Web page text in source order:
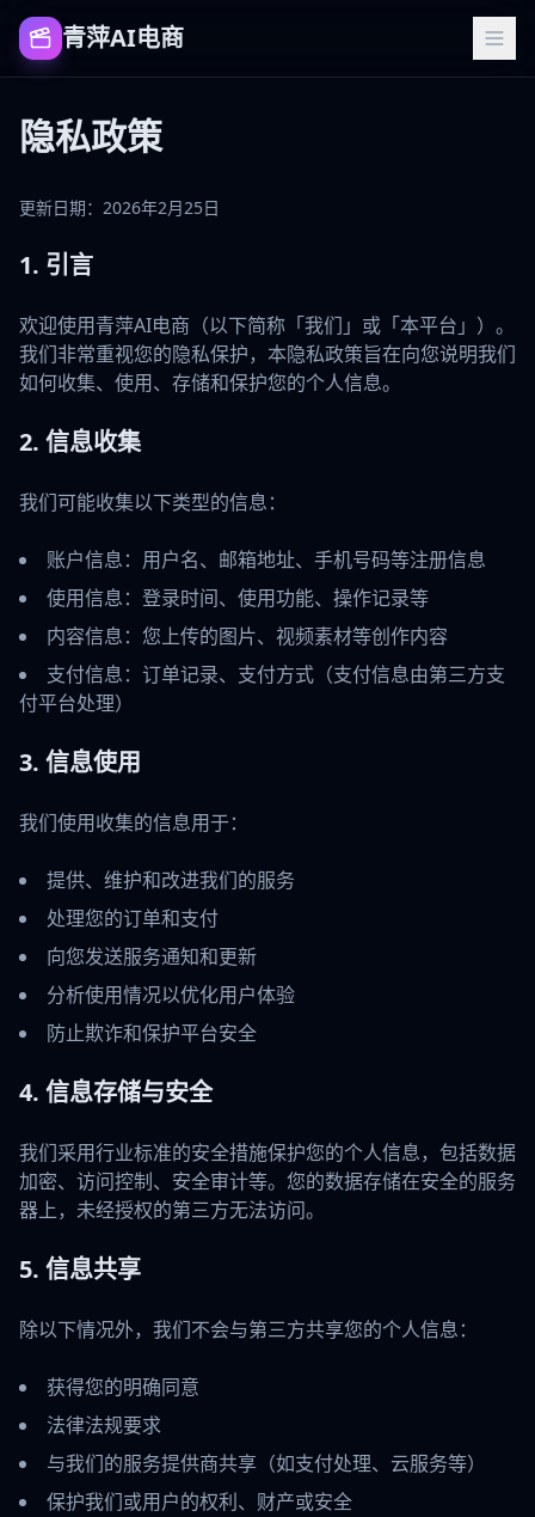
青萍AI电商
隐私政策
更新日期：2026年2月25日
1. 引言
欢迎使用青萍AI电商（以下简称「我们」或「本平台」）。
我们非常重视您的隐私保护，本隐私政策旨在向您说明我们
如何收集、使用、存储和保护您的个人信息。
2. 信息收集
我们可能收集以下类型的信息：
账户信息：用户名、邮箱地址、手机号码等注册信息
使用信息：登录时间、使用功能、操作记录等
内容信息：您上传的图片、视频素材等创作内容
支付信息：订单记录、支付方式（支付信息由第三方支
付平台处理）
3. 信息使用
我们使用收集的信息用于：
提供、维护和改进我们的服务
处理您的订单和支付
向您发送服务通知和更新
分析使用情况以优化用户体验
防止欺诈和保护平台安全
4. 信息存储与安全
我们采用行业标准的安全措施保护您的个人信息，包括数据
加密、访问控制、安全审计等。您的数据存储在安全的服务
器上，未经授权的第三方无法访问。
5. 信息共享
除以下情况外，我们不会与第三方共享您的个人信息：
获得您的明确同意
法律法规要求
与我们的服务提供商共享（如支付处理、云服务等）
保护我们或用户的权利、财产或安全